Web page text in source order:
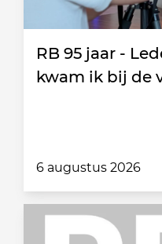
RB 95 jaar -
kwam ik bij de
6 augustus 2026